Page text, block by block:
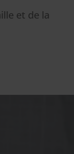
et de la